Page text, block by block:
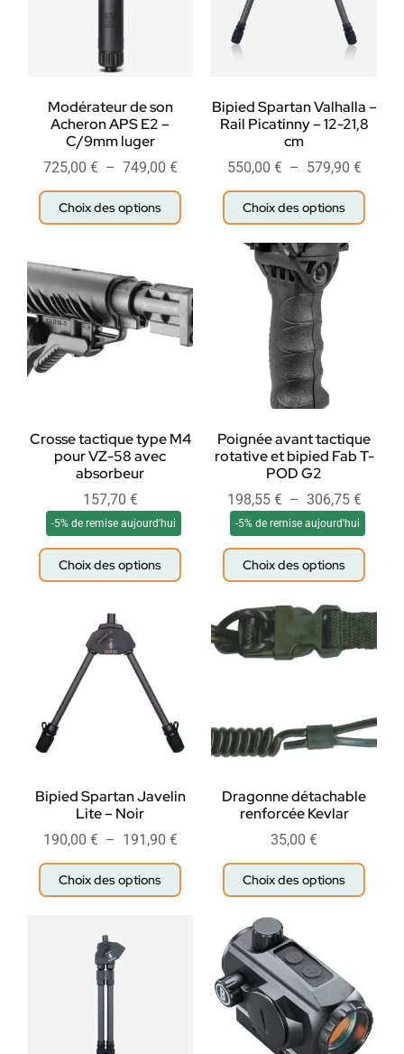
Modérateur de son
Acheron APS E2 –
C/9mm luger
725,00 € – 749,00 €
Choix des options
Bipied Spartan Valhalla –
Rail Picatinny – 12-21,8
cm
550,00 € – 579,90 €
Choix des options
Crosse tactique type M4
pour VZ-58 avec
absorbeur
157,70 €
-5% de remise aujourd'hui
Choix des options
Poignée avant tactique
rotative et bipied Fab T-
POD G2
198,55 € – 306,75 €
-5% de remise aujourd'hui
Choix des options
Bipied Spartan Javelin
Lite – Noir
190,00 € – 191,90 €
Choix des options
Dragonne détachable
renforcée Kevlar
35,00 €
Choix des options